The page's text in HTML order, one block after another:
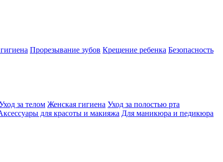
Прорезывание зубов Крещение ребенка Безопасность
за телом Женская гигиена Уход за полостью рта
для красоты и макияжа Для маникюра и педикюра